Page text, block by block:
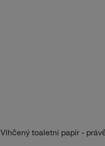
Vlhčený toaletní papír -